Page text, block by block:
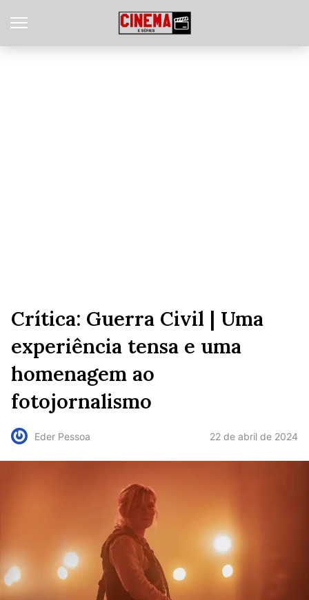
Crítica: Guerra Civil | Uma
experiência tensa e uma
homenagem ao
fotojornalismo
Eder Pessoa 22 de abril de 2024